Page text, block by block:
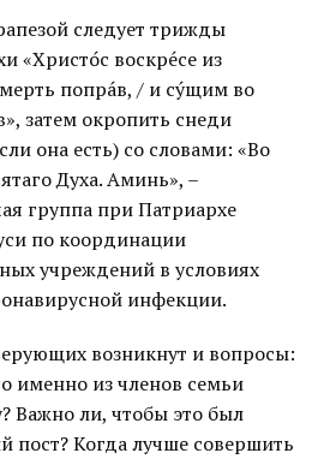
следует трижды
«Христо́с воскре́се из
попра́в, / и су́щим во
затем окропить снеди
она есть) со словами: «Во
Духа. Аминь», –
группа при Патриархе
по координации
учреждений в условиях
инфекции.
возникнут и вопросы:
именно из членов семьи
Важно ли, чтобы это был
пост? Когда лучше совершить